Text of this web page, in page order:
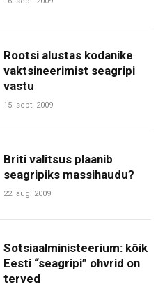
Rootsi alustas kodanike
vaktsineerimist seagripi
vastu
15. sept. 2009
Briti valitsus plaanib
seagripiks massihaudu?
22. aug. 2009
Sotsiaalministeerium: kõik
Eesti “seagripi” ohvrid on
terved